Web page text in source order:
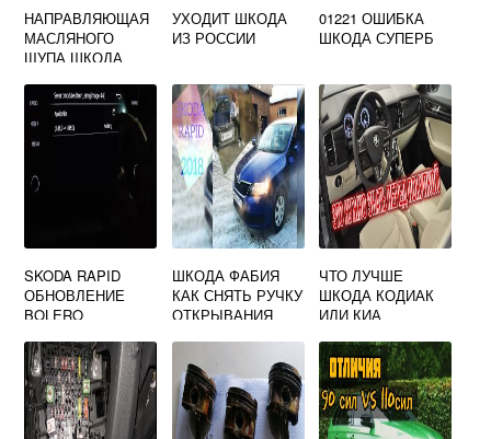
НАПРАВЛЯЮЩАЯ
МАСЛЯНОГО
ЩУПА ШКОДА
УХОДИТ ШКОДА
ИЗ РОССИИ
01221 ОШИБКА
ШКОДА СУПЕРБ
SKODA RAPID
ОБНОВЛЕНИЕ
BOLERO
ШКОДА ФАБИЯ
КАК СНЯТЬ РУЧКУ
ОТКРЫВАНИЯ
ЧТО ЛУЧШЕ
ШКОДА КОДИАК
ИЛИ КИА